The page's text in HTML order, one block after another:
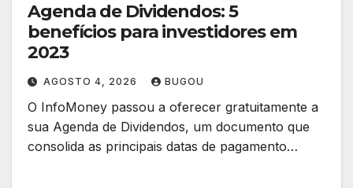
Agenda de Dividendos: 5
benefícios para investidores em
2023
AGOSTO 4, 2026 BUGOU
O InfoMoney passou a oferecer gratuitamente a
sua Agenda de Dividendos, um documento que
consolida as principais datas de pagamento…